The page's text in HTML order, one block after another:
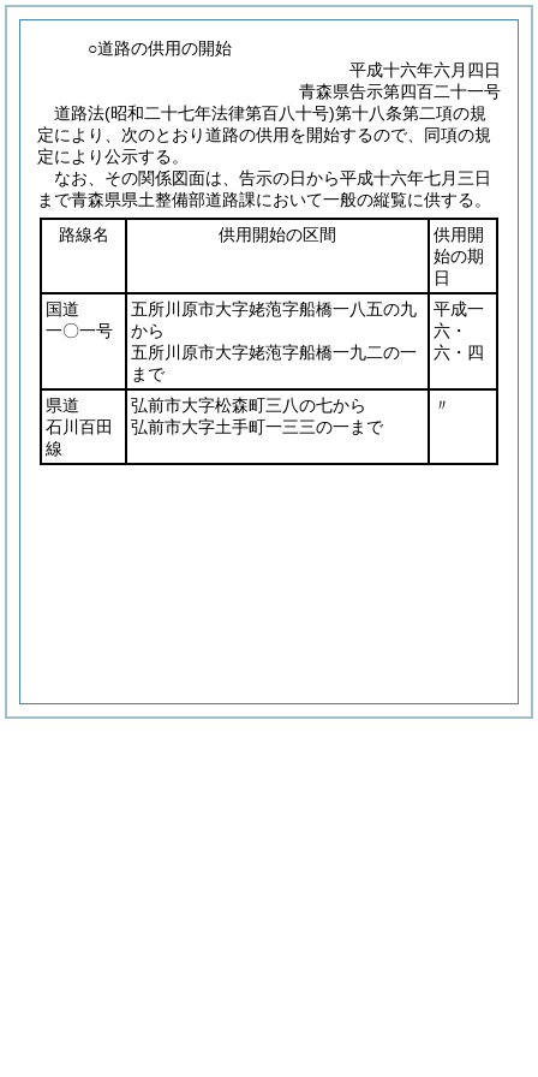
○道路の供用の開始
平成十六年六月四日
青森県告示第四百二十一号
道路法(昭和二十七年法律第百八十号)第十八条第二項の規
定により、次のとおり道路の供用を開始するので、同項の規
定により公示する。
なお、その関係図面は、告示の日から平成十六年七月三日
まで青森県県土整備部道路課において一般の縦覧に供する。
路線名
供用開始の区間
供用開
始の期
日
国道
一〇一号
五所川原市大字姥萢字船橋一八五の九
から
五所川原市大字姥萢字船橋一九二の一
まで
平成一
六・
六・四
県道
石川百田
線
弘前市大字松森町三八の七から
弘前市大字土手町一三三の一まで
〃